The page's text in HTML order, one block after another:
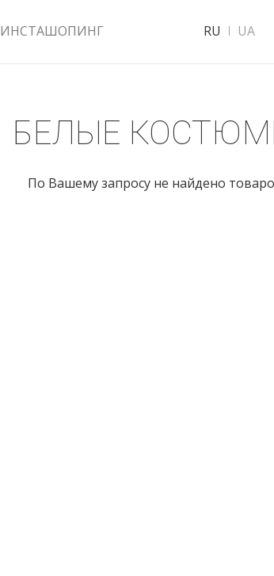
ИНСТАШОПИНГ RU UA
БЕЛЫЕ
По Вашему запросу не найдено